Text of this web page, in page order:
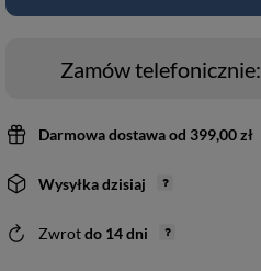
Zamów telefonicznie:
Darmowa dostawaod 399,00 zł
Wysyłkadzisiaj
Zwrotdo 14dni